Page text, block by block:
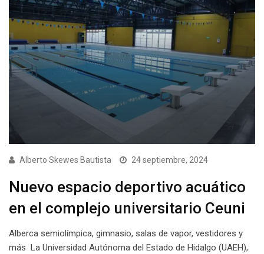
Alberto Skewes Bautista 24 septiembre, 2024
Nuevo espacio deportivo acuático
en el complejo universitario Ceuni
Alberca semiolímpica, gimnasio, salas de vapor, vestidores y
más La Universidad Autónoma del Estado de Hidalgo (UAEH),